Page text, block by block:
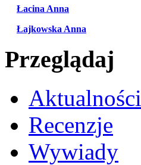
Łacina Anna
Łajkowska Anna
Przeglądaj
Aktualności
Recenzje
Wywiady